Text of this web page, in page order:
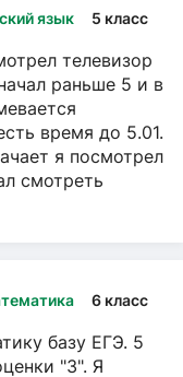
язык 5 класс
телевизор
раньше 5 и в
время до 5.01.
я посмотрел
смотреть
6 класс
базу ЕГЭ. 5
"3". Я